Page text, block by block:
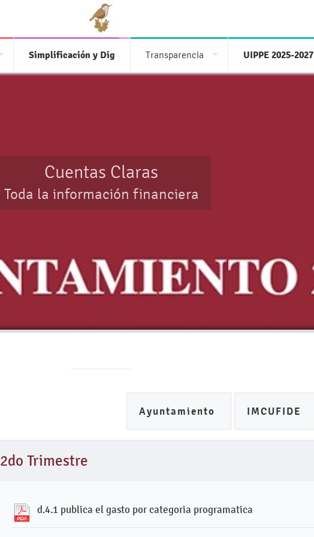
Simplificación y Dig Transparencia UIPPE 2025-2027
Cuentas Claras
Toda la información financiera
Ayuntamiento IMCUFIDE
2do Trimestre
d.4.1 publica el gasto por categoria programatica